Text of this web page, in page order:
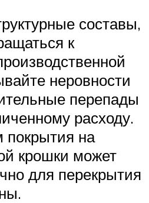
составы,
к
неровности
перепады
расходу.
на
крошки может
для перекрытия